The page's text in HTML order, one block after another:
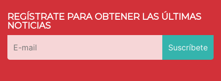
REGÍSTRATE PARA OBTENER LAS ÚLTIMAS
NOTICIAS